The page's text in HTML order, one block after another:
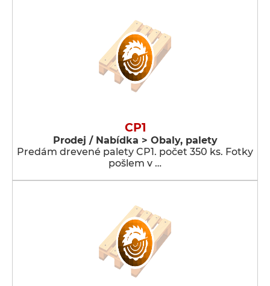
CP1
Prodej / Nabídka > Obaly, palety
Predám drevené palety CP1. počet 350 ks. Fotky
pošlem v …